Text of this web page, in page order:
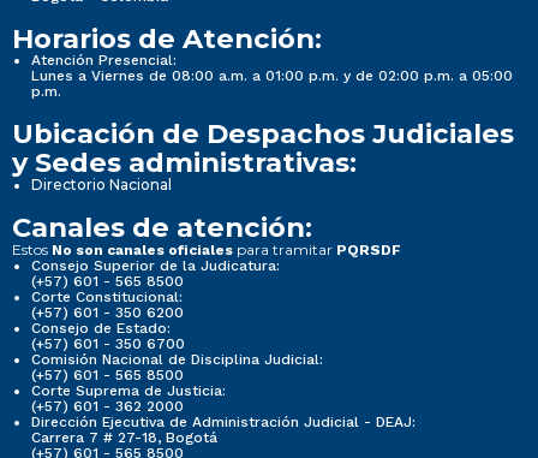
Horarios de Atención:
Atención Presencial:
Lunes a Viernes de 08:00 a.m. a 01:00 p.m. y de 02:00 p.m. a 05:00
p.m.
Ubicación de Despachos Judiciales
y Sedes administrativas:
Directorio Nacional
Canales de atención:
Estos No son canales oficiales para tramitar PQRSDF
Consejo Superior de la Judicatura:
(+57) 601 - 565 8500
Corte Constitucional:
(+57) 601 - 350 6200
Consejo de Estado:
(+57) 601 - 350 6700
Comisión Nacional de Disciplina Judicial:
(+57) 601 - 565 8500
Corte Suprema de Justicia:
(+57) 601 - 362 2000
Dirección Ejecutiva de Administración Judicial - DEAJ:
Carrera 7 # 27-18, Bogotá
(+57) 601 - 565 8500